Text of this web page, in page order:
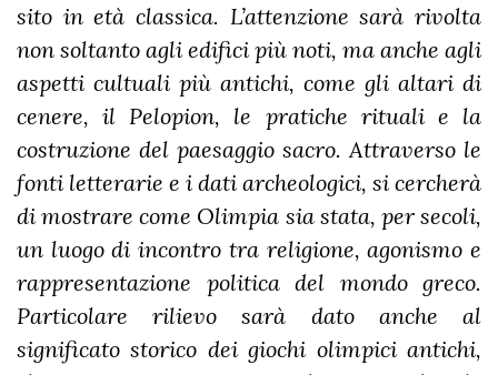
sito in età classica. L’attenzione sarà rivolta
non soltanto agli edifici più noti, ma anche agli
aspetti cultuali più antichi, come gli altari di
cenere, il Pelopion, le pratiche rituali e la
costruzione del paesaggio sacro. Attraverso le
fonti letterarie e i dati archeologici, si cercherà
di mostrare come Olimpia sia stata, per secoli,
un luogo di incontro tra religione, agonismo e
rappresentazione politica del mondo greco.
Particolare rilievo sarà dato anche al
significato storico dei giochi olimpici antichi,